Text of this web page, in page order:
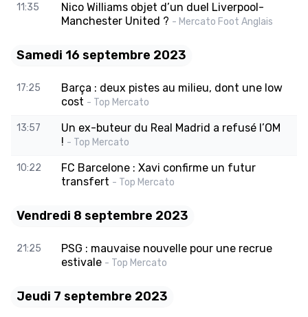
11:35
Nico Williams objet d’un duel Liverpool-
Manchester United ? - Mercato Foot Anglais
Samedi 16 septembre 2023
17:25
Barça : deux pistes au milieu, dont une low
cost - Top Mercato
13:57
Un ex-buteur du Real Madrid a refusé l’OM
! - Top Mercato
10:22
FC Barcelone : Xavi confirme un futur
transfert - Top Mercato
Vendredi 8 septembre 2023
21:25
PSG : mauvaise nouvelle pour une recrue
estivale - Top Mercato
Jeudi 7 septembre 2023